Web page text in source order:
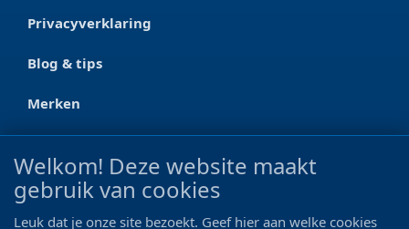
Privacyverklaring
Blog & tips
Merken
CONTACT
Ootmarsumseweg 125a
Welkom! Deze website maakt
gebruik van cookies
Leuk dat je onze site bezoekt. Geef hier aan welke cookies